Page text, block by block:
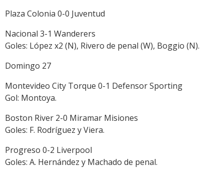
Plaza Colonia 0-0 Juventud
Nacional 3-1 Wanderers
Goles: López x2 (N), Rivero de penal (W), Boggio (N).
Domingo 27
Montevideo City Torque 0-1 Defensor Sporting
Gol: Montoya.
Boston River 2-0 Miramar Misiones
Goles: F. Rodríguez y Viera.
Progreso 0-2 Liverpool
Goles: A. Hernández y Machado de penal.